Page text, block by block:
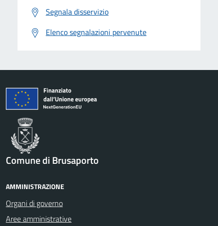
Segnala disservizio
Elenco segnalazioni pervenute
Comune di Brusaporto
AMMINISTRAZIONE
Organi di governo
Aree amministrative